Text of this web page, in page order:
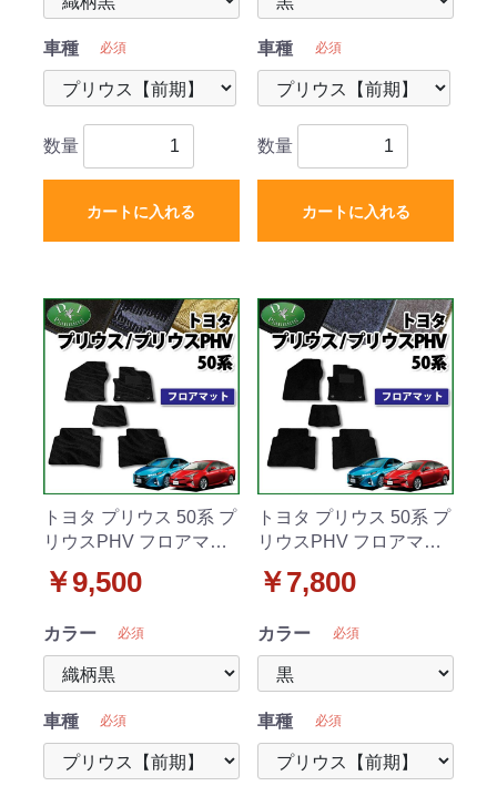
車種 必須
数量
カートに入れる
車種 必須
数量
カートに入れる
トヨタ プリウス 50系 プ
リウスPHV フロアマッ
ト 織柄シリーズ
￥9,500
カラー 必須
車種 必須
トヨタ プリウス 50系 プ
リウスPHV フロアマッ
ト DXシリーズ
￥7,800
カラー 必須
車種 必須